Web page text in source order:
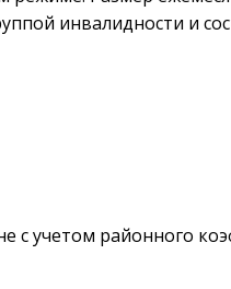
инвалидности и
с учетом районного